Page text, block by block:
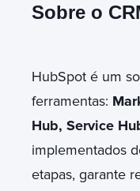
Sobre o
HubSpot é um
ferramentas:
Hub, Service
implementados
etapas, garante